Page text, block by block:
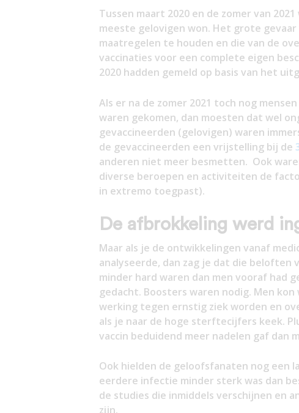
Tussen maart 2020 en de zomer van
meeste gelovigen won. Het grote
maatregelen te houden en die van de
vaccinaties voor een complete eigen
2020 hadden gemeld op basis van het
Als er na de zomer 2021 toch nog
waren gekomen, dan moesten dat wel
gevaccineerden (gelovigen) waren
de gevaccineerden een vrijstelling bij de
anderen niet meer besmetten. Ook
diverse beroepen en activiteiten de
in extremo toegpast).
De afbrokkeling werd
Maar als je de ontwikkelingen vanaf
analyseerde, dan zag je dat die beloften
minder hard waren dan men vooraf had
gedacht. Boosters waren nodig. Men
werking tegen ernstig ziek worden en
als je naar de hoge sterftecijfers keek.
vaccin beduidend meer nadelen gaf dan
Ook hielden de geloofsfanaten nog een
eerdere infectie minder sterk was dan
de studies die inmiddels verschijnen en
zijn.